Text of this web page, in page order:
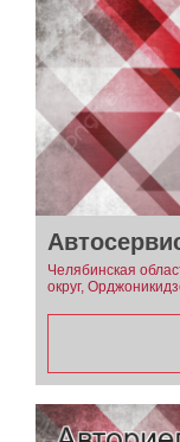
Челябинская
округ,